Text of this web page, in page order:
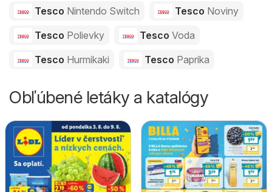
Tesco Nintendo Switch Tesco Noviny
Tesco Polievky Tesco Voda
Tesco Hurmikaki Tesco Paprika
Obľúbené letáky a katalógy